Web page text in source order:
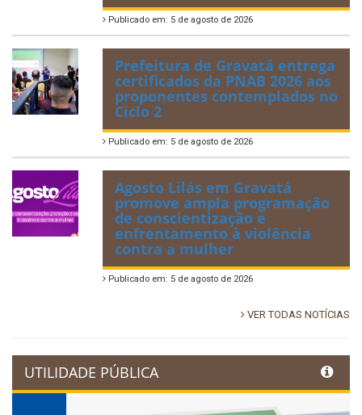
Publicado em: 5 de agosto de 2026
Prefeitura de Gravatá entrega
certificados da PNAB 2026 aos
proponentes contemplados no
Ciclo 2
Publicado em: 5 de agosto de 2026
Agosto Lilás em Gravatá
promove ampla programação
de conscientização e
enfrentamento à violência
contra a mulher
Publicado em: 5 de agosto de 2026
VER TODAS NOTÍCIAS
UTILIDADE PÚBLICA